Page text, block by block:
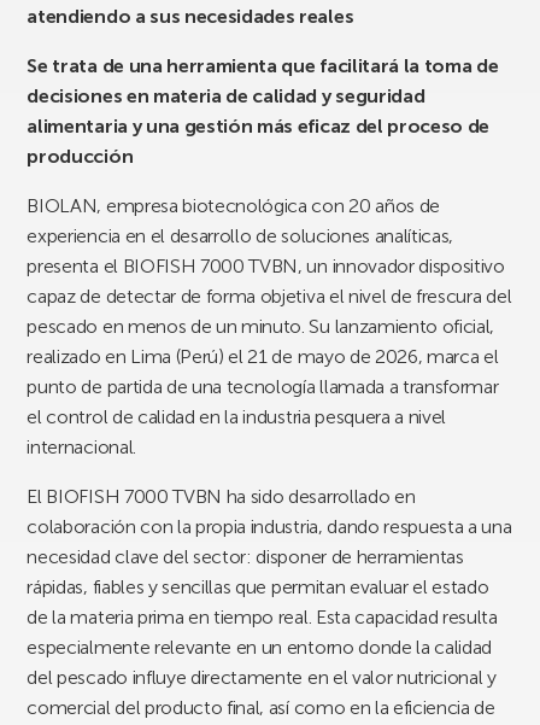
atendiendo a sus necesidades reales
Se trata de una herramienta que facilitará la toma de
decisiones en materia de calidad y seguridad
alimentaria y una gestión más eficaz del proceso de
producción
BIOLAN, empresa biotecnológica con 20 años de
experiencia en el desarrollo de soluciones analíticas,
presenta el BIOFISH 7000 TVBN, un innovador dispositivo
capaz de detectar de forma objetiva el nivel de frescura del
pescado en menos de un minuto. Su lanzamiento oficial,
realizado en Lima (Perú) el 21 de mayo de 2026, marca el
punto de partida de una tecnología llamada a transformar
el control de calidad en la industria pesquera a nivel
internacional.
El BIOFISH 7000 TVBN ha sido desarrollado en
colaboración con la propia industria, dando respuesta a una
necesidad clave del sector: disponer de herramientas
rápidas, fiables y sencillas que permitan evaluar el estado
de la materia prima en tiempo real. Esta capacidad resulta
especialmente relevante en un entorno donde la calidad
del pescado influye directamente en el valor nutricional y
comercial del producto final, así como en la eficiencia de